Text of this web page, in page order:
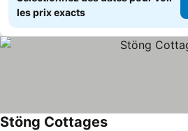
les prix exacts
Stöng Cottages